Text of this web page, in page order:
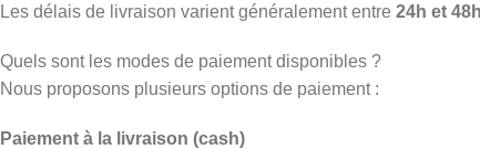
Les délais de livraison varient généralement entre 24h et 48h
Quels sont les modes de paiement disponibles ?
Nous proposons plusieurs options de paiement :
Paiement à la livraison (cash)